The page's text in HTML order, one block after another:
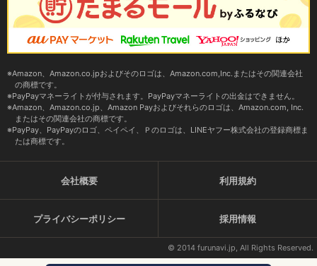
Amazon、Amazon.co.jpおよびそのロゴは、Amazon.com,Inc.またはその関連会社
の商標です。
PayPayマネーライトが付与されます。PayPayマネーライトの出金はできません。
Amazon、Amazon.co.jp、Amazon Payおよびそれらのロゴは、Amazon.com, Inc.
またはその関連会社の商標です。
PayPay、PayPayのロゴ、ペイペイ、Ｐのロゴは、LINEヤフー株式会社の登録商標ま
たは商標です。
会社概要 利用規約
プライバシーポリシー 採用情報
© 2014 furunavi.jp, All Rights Reserved.